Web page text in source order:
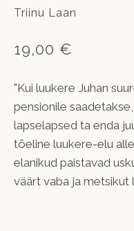
Triinu Laan
19,00 €
"Kui luukere Juhan
pensionile
lapselapsed ta enda
tõeline luukere-elu
elanikud paistavad
väärt vaba ja metsikut